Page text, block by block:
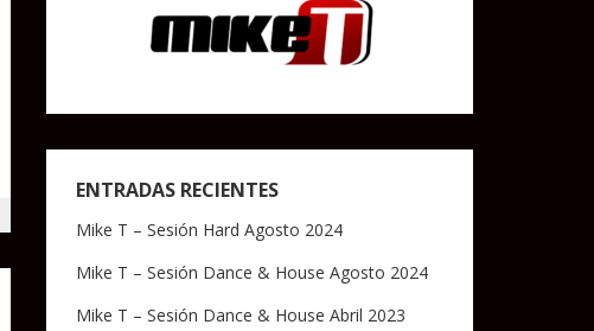
ENTRADAS RECIENTES
Mike T – Sesión Hard Agosto 2024
Mike T – Sesión Dance & House Agosto 2024
Mike T – Sesión Dance & House Abril 2023